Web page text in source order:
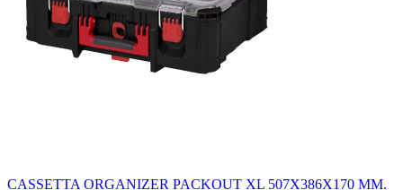
CASSETTA ORGANIZER PACKOUT XL 507X386X170 MM.